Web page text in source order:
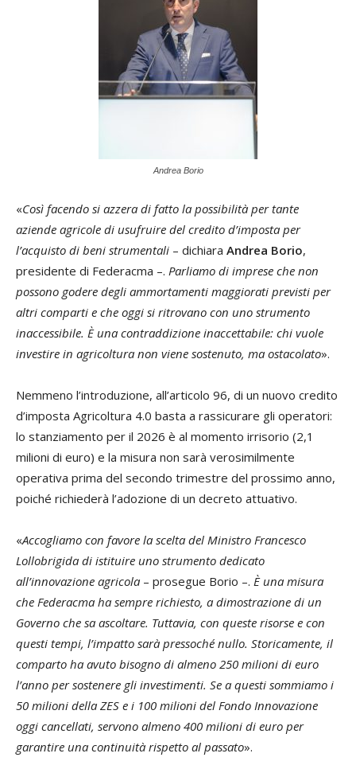
Andrea Borio
«Così facendo si azzera di fatto la possibilità per tante
aziende agricole di usufruire del credito d’imposta per
l’acquisto di beni strumentali – dichiara Andrea Borio,
presidente di Federacma –. Parliamo di imprese che non
possono godere degli ammortamenti maggiorati previsti per
altri comparti e che oggi si ritrovano con uno strumento
inaccessibile. È una contraddizione inaccettabile: chi vuole
investire in agricoltura non viene sostenuto, ma ostacolato».
Nemmeno l’introduzione, all’articolo 96, di un nuovo credito
d’imposta Agricoltura 4.0 basta a rassicurare gli operatori:
lo stanziamento per il 2026 è al momento irrisorio (2,1
milioni di euro) e la misura non sarà verosimilmente
operativa prima del secondo trimestre del prossimo anno,
poiché richiederà l’adozione di un decreto attuativo.
«Accogliamo con favore la scelta del Ministro Francesco
Lollobrigida di istituire uno strumento dedicato
all’innovazione agricola – prosegue Borio –. È una misura
che Federacma ha sempre richiesto, a dimostrazione di un
Governo che sa ascoltare. Tuttavia, con queste risorse e con
questi tempi, l’impatto sarà pressoché nullo. Storicamente, il
comparto ha avuto bisogno di almeno 250 milioni di euro
l’anno per sostenere gli investimenti. Se a questi sommiamo i
50 milioni della ZES e i 100 milioni del Fondo Innovazione
oggi cancellati, servono almeno 400 milioni di euro per
garantire una continuità rispetto al passato».